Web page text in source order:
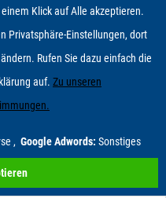
und Zahlungsbedingungen
Impressum
zzgl.Versandkosten
Klick auf Alle akzeptieren.
Privatsphäre-Einstellungen, dort
Rufen Sie dazu einfach die
auf. Zu unseren
, Google Adwords: Sonstiges